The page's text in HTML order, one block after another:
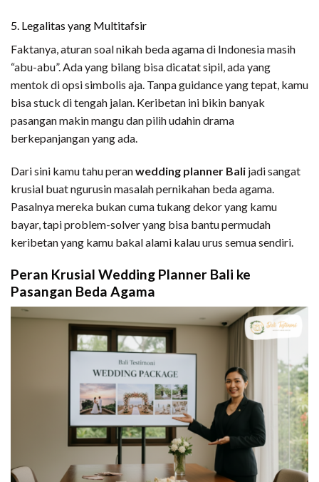
5. Legalitas yang Multitafsir
Faktanya, aturan soal nikah beda agama di Indonesia masih
“abu-abu”. Ada yang bilang bisa dicatat sipil, ada yang
mentok di opsi simbolis aja. Tanpa guidance yang tepat, kamu
bisa stuck di tengah jalan. Keribetan ini bikin banyak
pasangan makin mangu dan pilih udahin drama
berkepanjangan yang ada.
Dari sini kamu tahu peranwedding planner Bali jadi sangat
krusial buat ngurusin masalah pernikahan beda agama.
Pasalnya mereka bukan cuma tukang dekor yang kamu
bayar, tapi problem-solver yang bisa bantu permudah
keribetan yang kamu bakal alami kalau urus semua sendiri.
Peran Krusial Wedding Planner Bali ke
Pasangan Beda Agama